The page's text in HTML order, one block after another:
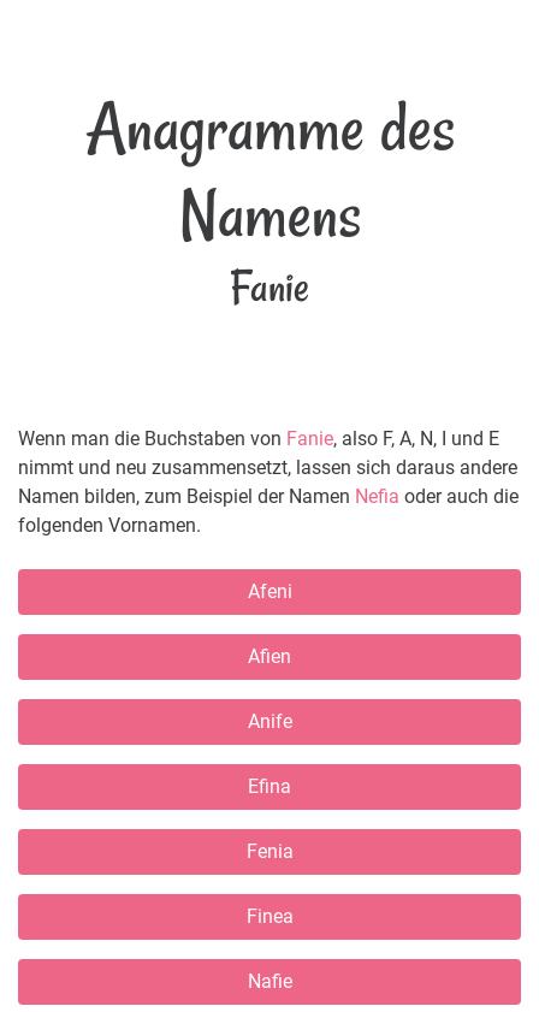
Anagramme des
Namens
Fanie
Wenn man die Buchstaben von Fanie, also F, A, N, I und E
nimmt und neu zusammensetzt, lassen sich daraus andere
Namen bilden, zum Beispiel der Namen Nefia oder auch die
folgenden Vornamen.
Afeni
Afien
Anife
Efina
Fenia
Finea
Nafie